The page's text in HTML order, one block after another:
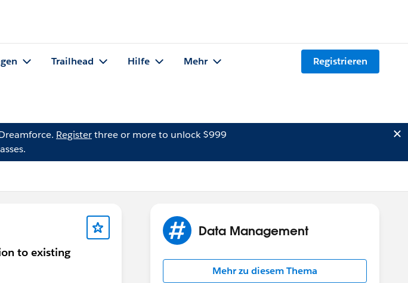
Trailhead Hilfe Mehr Registrieren
Registerthree or more to unlock $999
to existing
Data Management
Mehr zu diesem Thema